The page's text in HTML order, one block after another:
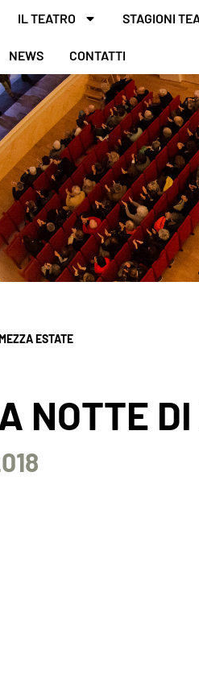
IL TEATRO STAGIONI
NEWS CONTATTI
ESTATE
NOTTE